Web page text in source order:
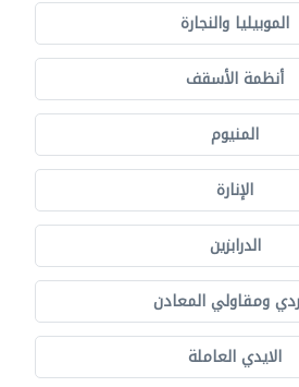
الموبيليا والنجارة
أنظمة الأسقف
المنيوم
الإنارة
الدرابزين
ومقاولي المعادن
الايدي العاملة